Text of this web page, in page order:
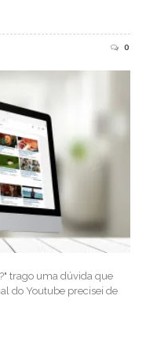
0
trago uma dúvida que
do Youtube precisei de